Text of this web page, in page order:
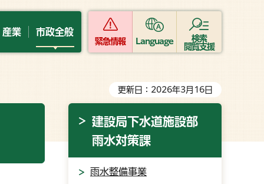
産業 市政全般
緊急情報 Language
検索
閲覧支援
更新日：2026年3月16日
建設局下水道施設部
雨水対策課
雨水整備事業